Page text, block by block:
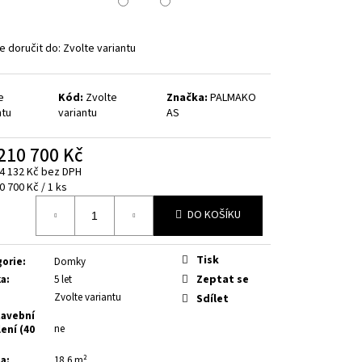
doručit do: Zvolte variantu
Kód: Zvolte
variantu
Značka: PALMAKO
AS
700 Kč
132 Kčbez DPH
700 Kč / 1 ks
DO KOŠÍKU
:
Domky
:
5 let
Zvolte variantu
(40
ne
Tisk
Zeptat se
Sdílet